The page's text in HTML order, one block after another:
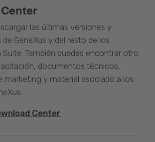
las últimas versiones y
GeneXus y del resto de los
También puedes encontrar otro
documentos técnicos,
marketing y material asociado a los
Center